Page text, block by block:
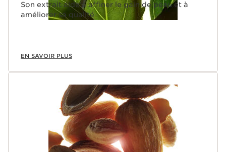
Son extrait aide à affiner le gain de peau et à
améliorer sa qualité
EN SAVOIR PLUS